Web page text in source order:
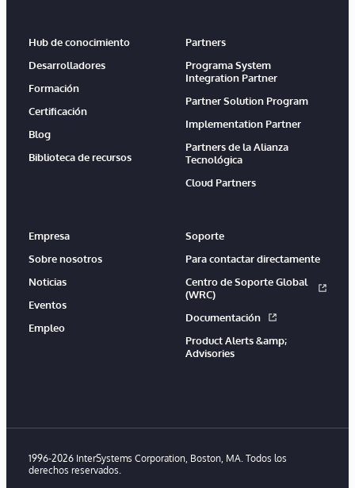
Hub de conocimiento
Desarrolladores
Formación
Certificación
Blog
Biblioteca de recursos
Partners
Programa System
Integration Partner
Partner Solution Program
Implementation Partner
Partners de la Alianza
Tecnológica
Cloud Partners
Empresa
Sobre nosotros
Noticias
Eventos
Empleo
Soporte
Para contactar directamente
Centro de Soporte Global
(WRC)
Documentación
Product Alerts &amp;
Advisories
1996-2026 InterSystems Corporation, Boston, MA. Todos los
derechos reservados.